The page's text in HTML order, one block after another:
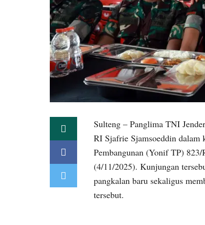
Sulteng – Panglima TNI
RI Sjafrie Sjamsoeddin
Pembangunan (Yonif TP) 823/
(4/11/2025). Kunjungan
pangkalan baru sekaligus
tersebut.